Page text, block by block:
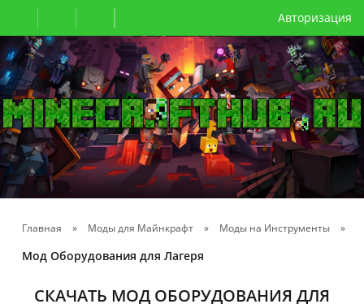
Авторизация
Главная » Моды для Майнкрафт » Моды на Инструменты »
Мод Оборудования для Лагеря
СКАЧАТЬ МОД ОБОРУДОВАНИЯ ДЛЯ